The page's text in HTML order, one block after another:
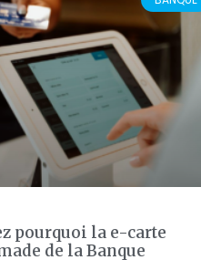
pourquoi la e-carte
de la Banque